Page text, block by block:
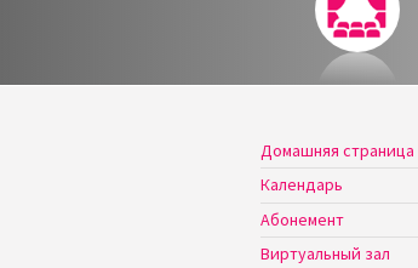
Домашняя страница
Календарь
Абонемент
Виртуальный зал